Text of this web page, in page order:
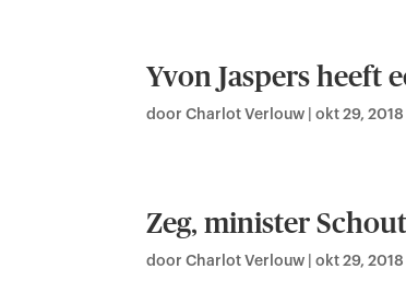
Yvon Jaspers heeft
doorCharlot Verlouw |okt 29, 2018
Zeg, minister
doorCharlot Verlouw |okt 29, 2018